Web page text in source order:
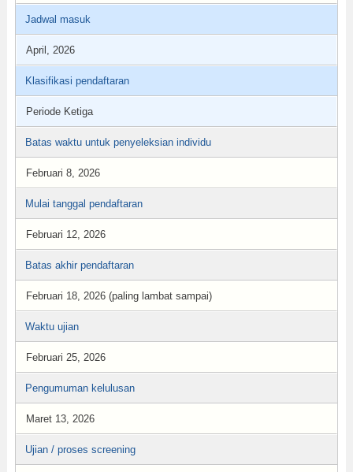
Jadwal masuk
April, 2026
Klasifikasi pendaftaran
Periode Ketiga
Batas waktu untuk penyeleksian individu
Februari 8, 2026
Mulai tanggal pendaftaran
Februari 12, 2026
Batas akhir pendaftaran
Februari 18, 2026 (paling lambat sampai)
Waktu ujian
Februari 25, 2026
Pengumuman kelulusan
Maret 13, 2026
Ujian / proses screening